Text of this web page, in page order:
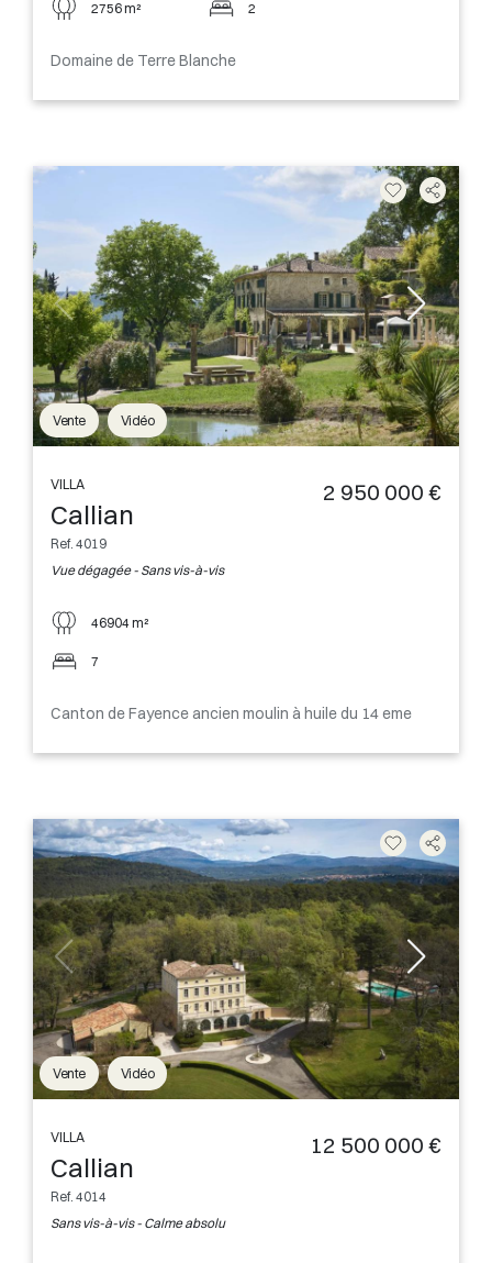
2756 m² 2
Domaine de Terre Blanche
Vente Vidéo
VILLA
Callian
Ref. 4019
Vue dégagée - Sans vis-à-vis
2 950 000 €
46904 m²
7
Canton de Fayence ancien moulin à huile du 14 eme
Vente Vidéo
VILLA
Callian
Ref. 4014
Sans vis-à-vis - Calme absolu
12 500 000 €